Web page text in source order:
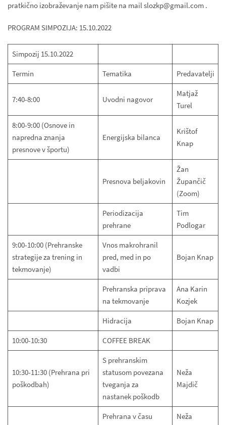
pratkično izobraževanje nam pišite na mail slozkp@gmail.com .
PROGRAM SIMPOZIJA: 15.10.2022
Simpozij 15.10.2022
Termin Tematika Predavatelji
7:40-8:00 Uvodni nagovor
Matjaž
Turel
8:00-9:00 (Osnove in
napredna znanja
presnove v športu)
Energijska bilanca
Krištof
Knap
Presnova beljakovin
Žan
Župančič
(Zoom)
Periodizacija
prehrane
Tim
Podlogar
9:00-10:00 (Prehranske
strategije za trening in
tekmovanje)
Vnos makrohranil
pred, med in po
vadbi
Bojan Knap
Prehranska priprava
na tekmovanje
Ana Karin
Kozjek
Hidracija Bojan Knap
10:00-10:30 COFFEE BREAK
10:30-11:30 (Prehrana pri
poškodbah)
S prehranskim
statusom povezana
tveganja za
nastanek poškodb
Neža
Majdič
Prehrana v času
Neža